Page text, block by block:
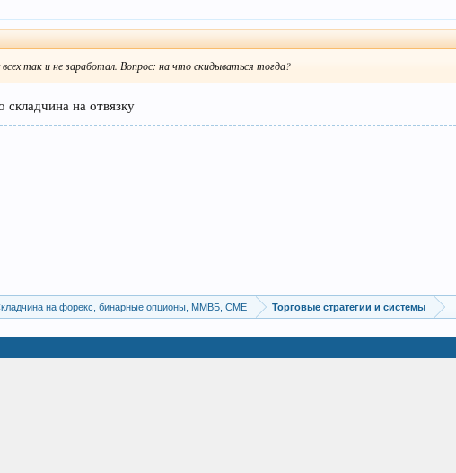
так и не заработал. Вопрос: на что скидываться тогда?
складчина на отвязку
на форекс, бинарные опционы, ММВБ, CME Торговые стратегии и системы